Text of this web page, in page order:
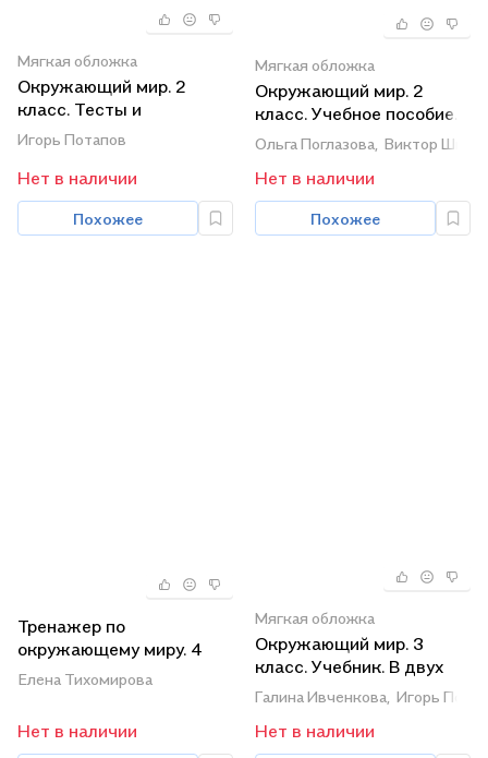
Мягкая обложка
Окружающий мир. 2
класс. Тесты и
самостоятельные
работы для текущего
контроля. К учебнику Г.Г.
Ивченковой, И.В.
Потапова
Игорь Потапов
Нет в наличии
Похожее
Мягкая обложка
Окружающий мир. 2
класс. Учебное пособие.
В двух частях. Часть 1
Ольга Поглазова, Виктор
Нет в наличии
Похожее
Тренажер по
окружающему миру. 4
класс: к учебнику А.А.
Плешакова, Е.А.
«Окружающий мир. 4
Елена Тихомирова
Нет в наличии
Мягкая обложка
Окружающий мир. 3
класс. Учебник. В двух
частях. Часть 1
Галина Ивченкова, Игорь
Нет в наличии